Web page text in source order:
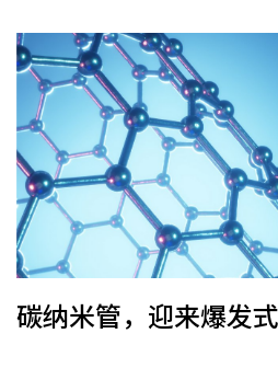
碳纳米管，迎来爆发